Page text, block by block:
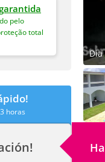
pelo
total
horas